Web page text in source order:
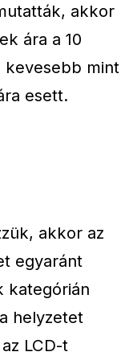
akkor
ára a 10
kevesebb mint
esett.
akkor az
egyaránt
kategórián
helyzetet
LCD-t